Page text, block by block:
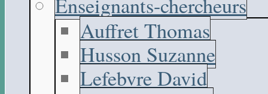
Auffret Thomas
Husson Suzanne
Lefebvre David